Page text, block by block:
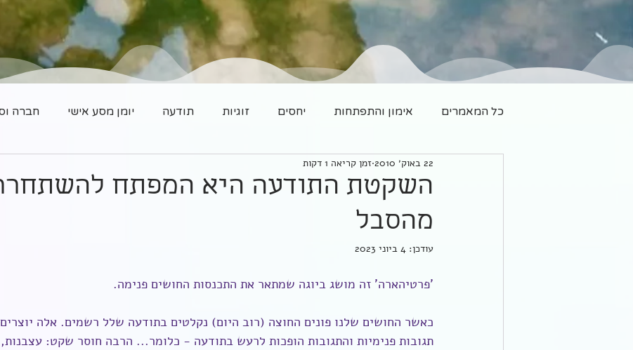
כל המאמרים אימון והתפתחות יחסים זוגיות תודעה יומן מסע אישי חברה
משפחה חדשה יוגה
השקטת התודעה היא המפתח
מהסבל
22 באוק׳ 2010 זמן קריאה 1 דקות
עודכן: 4 ביוני 2023
'פרטיהארה' זה מושג ביוגה שמתאר את התכנסות החושים פנימה.
כאשר החושים שלנו פונים החוצה (רוב היום) נקלטים בתודעה שלל רשמים. אלה
תגובות פנימיות והתגובות הופכות לרעש בתודעה - כלומר... הרבה חוסר שקט: